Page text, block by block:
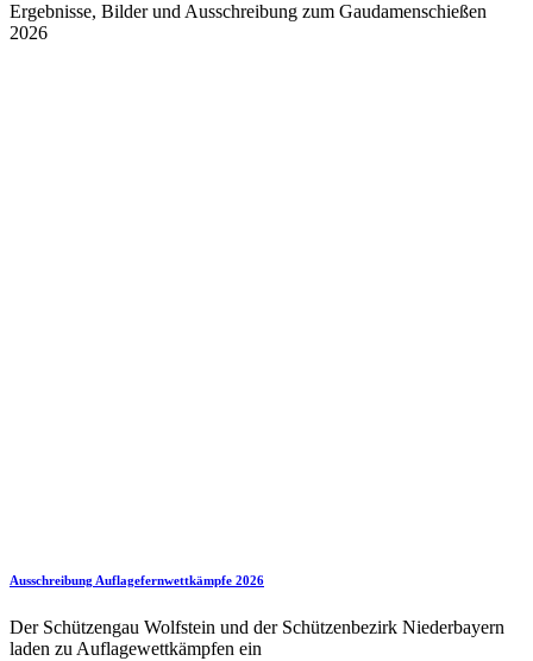
Ergebnisse, Bilder und Ausschreibung zum Gaudamenschießen
2026
Ausschreibung Auflagefernwettkämpfe 2026
Der Schützengau Wolfstein und der Schützenbezirk Niederbayern
laden zu Auflagewettkämpfen ein